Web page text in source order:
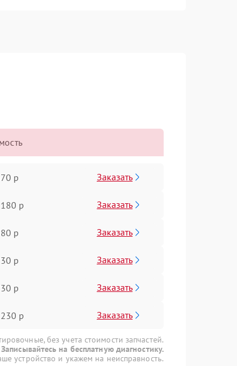
р Заказать
р Заказать
р Заказать
р Заказать
р Заказать
р Заказать
без учета стоимости запчастей.
Записывайтесь на бесплатную диагностику.
устройство и укажем на неисправность.